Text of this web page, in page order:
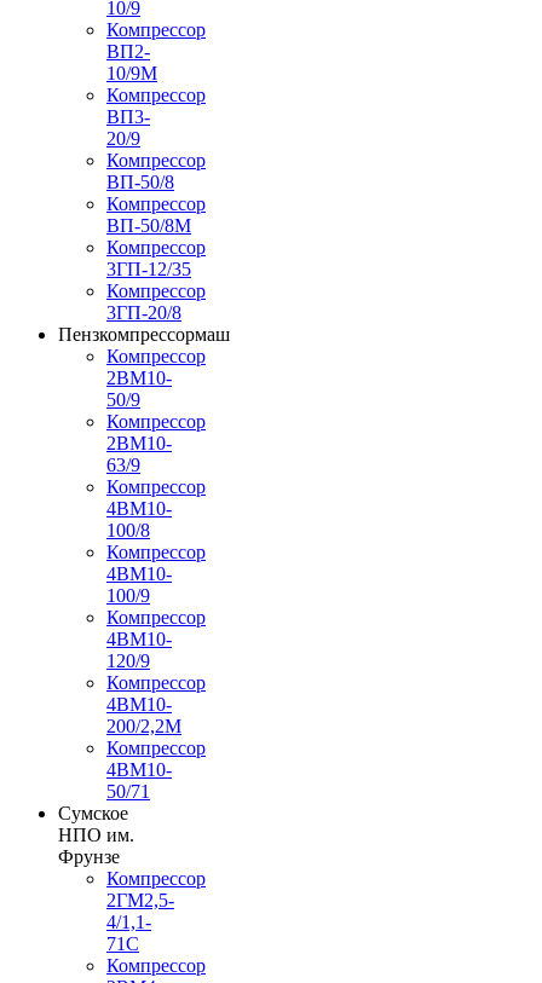
10/9
Компрессор
ВП2-
10/9М
Компрессор
ВП3-
20/9
Компрессор
ВП-50/8
Компрессор
ВП-50/8М
Компрессор
3ГП-12/35
Компрессор
3ГП-20/8
Пензкомпрессормаш
Компрессор
2ВМ10-
50/9
Компрессор
2ВМ10-
63/9
Компрессор
4ВМ10-
100/8
Компрессор
4ВМ10-
100/9
Компрессор
4ВМ10-
120/9
Компрессор
4ВМ10-
200/2,2М
Компрессор
4ВМ10-
50/71
Сумское
НПО им.
Фрунзе
Компрессор
2ГМ2,5-
4/1,1-
71С
Компрессор